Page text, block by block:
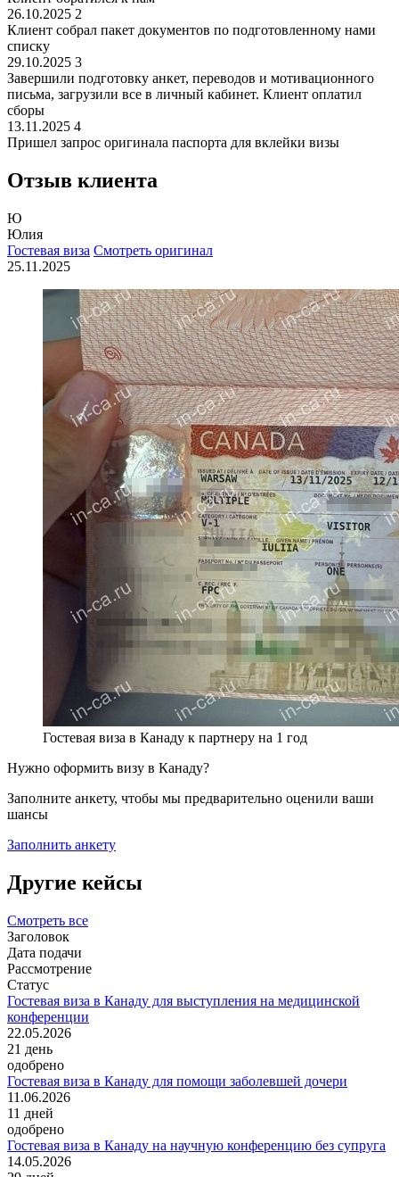
26.10.2025 2
Клиент собрал пакет документов по подготовленному нами
списку
29.10.2025 3
Завершили подготовку анкет, переводов и мотивационного
письма, загрузили все в личный кабинет. Клиент оплатил
сборы
13.11.2025 4
Пришел запрос оригинала паспорта для вклейки визы
Отзыв клиента
Ю
Юлия
Гостевая виза Смотреть оригинал
25.11.2025
Гостевая виза в Канаду к партнеру на 1 год
Нужно оформить визу в Канаду?
Заполните анкету, чтобы мы предварительно оценили ваши
шансы
Заполнить анкету
Другие кейсы
Смотреть все
Заголовок
Дата подачи
Рассмотрение
Статус
Гостевая виза в Канаду для выступления на медицинской
конференции
22.05.2026
21 день
одобрено
Гостевая виза в Канаду для помощи заболевшей дочери
11.06.2026
11 дней
одобрено
Гостевая виза в Канаду на научную конференцию без супруга
14.05.2026